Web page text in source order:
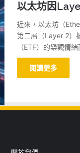
以太坊因
近來，以太坊（
第二層（Layer 2）
（ETF）的樂觀情
閱讀更多